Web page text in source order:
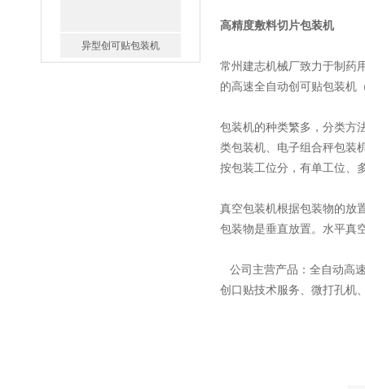
异型创可贴包装机
高精度敷料切片包装机
常州建志机械厂致力于制药
的高速全自动创可贴包装机
包装机的种类繁多，分类方
类包装机、电子组合秤包装
按包装工位分，有单工位、
真空包装机根据包装物的放
包装物是垂直放置。水平真
公司主营产品：全自动高
创口贴技术服务、微打孔机